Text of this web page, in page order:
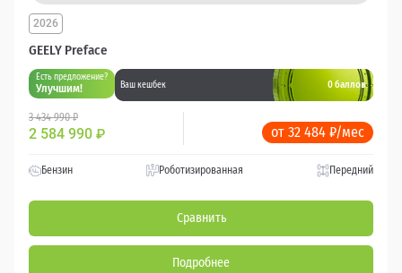
GEELY Preface
2026
Есть предложение?
Улучшим! Ваш кешбек 0 баллов
3 434 990 ₽
2 584 990 ₽ от 32 484 ₽/мес
Бензин Роботизированная Передний
Сравнить
Подробнее